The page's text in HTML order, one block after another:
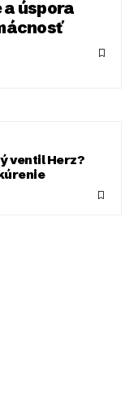
úspora
ventil Herz?